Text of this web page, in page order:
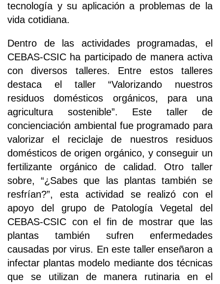
tecnología y su aplicación a problemas de la
vida cotidiana.
Dentro de las actividades programadas, el
CEBAS-CSIC ha participado de manera activa
con diversos talleres. Entre estos talleres
destaca el taller “Valorizando nuestros
residuos domésticos orgánicos, para una
agricultura sostenible”. Este taller de
concienciación ambiental fue programado para
valorizar el reciclaje de nuestros residuos
domésticos de origen orgánico, y conseguir un
fertilizante orgánico de calidad. Otro taller
sobre, “¿Sabes que las plantas también se
resfrían?”, esta actividad se realizó con el
apoyo del grupo de Patología Vegetal del
CEBAS-CSIC con el fin de mostrar que las
plantas también sufren enfermedades
causadas por virus. En este taller enseñaron a
infectar plantas modelo mediante dos técnicas
que se utilizan de manera rutinaria en el